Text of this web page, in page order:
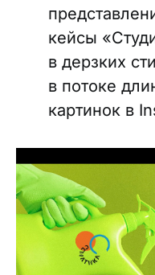
кейсы
в дерзких
в потоке
картинок в